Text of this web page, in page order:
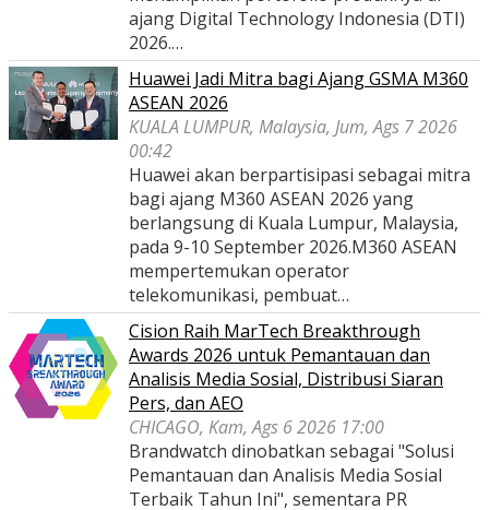
ajang Digital Technology Indonesia (DTI)
2026.…
Huawei Jadi Mitra bagi Ajang GSMA M360
ASEAN 2026
KUALA LUMPUR, Malaysia, Jum, Ags 7 2026
00:42
Huawei akan berpartisipasi sebagai mitra
bagi ajang M360 ASEAN 2026 yang
berlangsung di Kuala Lumpur, Malaysia,
pada 9-10 September 2026.M360 ASEAN
mempertemukan operator
telekomunikasi, pembuat…
Cision Raih MarTech Breakthrough
Awards 2026 untuk Pemantauan dan
Analisis Media Sosial, Distribusi Siaran
Pers, dan AEO
CHICAGO, Kam, Ags 6 2026 17:00
Brandwatch dinobatkan sebagai "Solusi
Pemantauan dan Analisis Media Sosial
Terbaik Tahun Ini", sementara PR